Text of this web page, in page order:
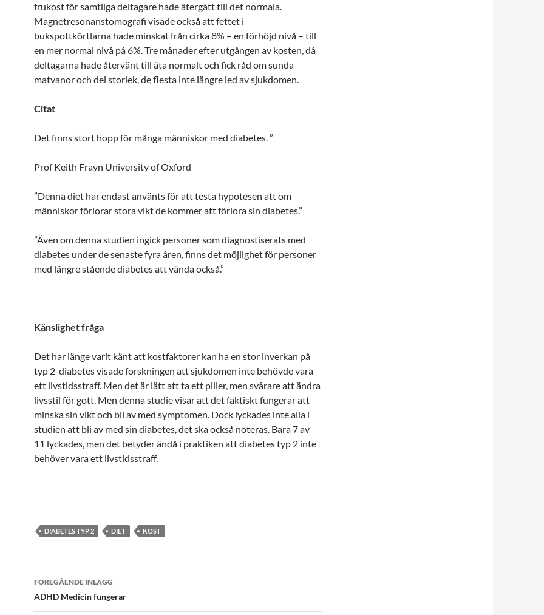
frukost för samtliga deltagare hade återgått till det normala.
Magnetresonanstomografi visade också att fettet i
bukspottkörtlarna hade minskat från cirka 8% – en förhöjd nivå – till
en mer normal nivå på 6%. Tre månader efter utgången av kosten, då
deltagarna hade återvänt till äta normalt och fick råd om sunda
matvanor och del storlek, de flesta inte längre led av sjukdomen.
Citat
Det finns stort hopp för många människor med diabetes. ”
Prof Keith Frayn University of Oxford
”Denna diet har endast använts för att testa hypotesen att om
människor förlorar stora vikt de kommer att förlora sin diabetes.”
”Även om denna studien ingick personer som diagnostiserats med
diabetes under de senaste fyra åren, finns det möjlighet för personer
med längre stående diabetes att vända också.”
Känslighet fråga
Det har länge varit känt att kostfaktorer kan ha en stor inverkan på
typ 2-diabetes visade forskningen att sjukdomen inte behövde vara
ett livstidsstraff. Men det är lätt att ta ett piller, men svårare att ändra
livsstil för gott. Men denna studie visar att det faktiskt fungerar att
minska sin vikt och bli av med symptomen. Dock lyckades inte alla i
studien att bli av med sin diabetes, det ska också noteras. Bara 7 av
11 lyckades, men det betyder ändå i praktiken att diabetes typ 2 inte
behöver vara ett livstidsstraff.
DIABETES TYP 2 DIET KOST
Inläggsnavigering
FÖREGÅENDE INLÄGG
ADHD Medicin fungerar